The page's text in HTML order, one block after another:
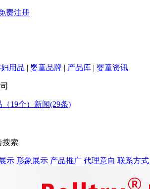
费注册
用品 | 婴童品牌 | 产品库 | 婴童资讯
19个） 新闻(29条)
搜索
示 形象展示 产品推广 代理意向 联系方式